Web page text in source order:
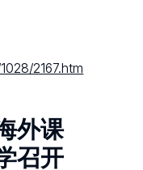
2167.htm
外课
召开